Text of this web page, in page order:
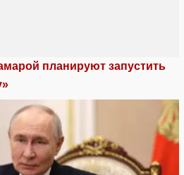
планируют запустить